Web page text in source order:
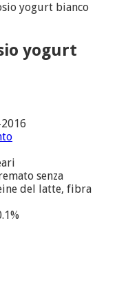
yogurt bianco
yogurt
senza
del latte, fibra